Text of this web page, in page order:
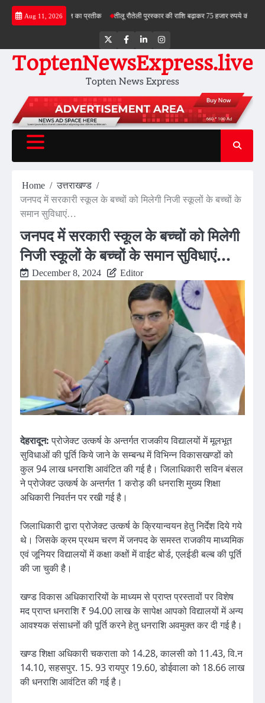
Skip
Aug 11, 2026
देश के स्वाभिमान का प्रतीक तीलू रौतेली पुरस्कार की राशि बढ़ाकर 75 हजार रुपये की भाजपा में
TwitterFacebookLinkedInInstagram
ToptenNewsExpress.live
Topten News Express
Home
उत्तराखण्ड
जनपद में सरकारी स्कूल के बच्चों को मिलेगी निजी स्कूलों के बच्चों के
समान सुविधाएं…
जनपद में सरकारी स्कूल के बच्चों को मिलेगी
निजी स्कूलों के बच्चों के समान सुविधाएं…
December 8, 2024 Editor
देहरादून:प्रोजेक्ट उत्कर्ष के अन्तर्गत राजकीय विद्यालयों में मूलभूत
सुविधाओं की पूर्ति किये जाने के सम्बन्ध में विभिन्न विकासखण्डों को
कुल 94 लाख धनराशि आवंटित की गई है। जिलाधिकारी सविन बंसल
ने प्रोजेक्ट उत्कर्ष के अन्तर्गत 1 करोड़ की धनराशि मुख्य शिक्षा
अधिकारी निवर्तन पर रखी गई है।
जिलाधिकारी द्वारा प्रोजेक्ट उत्कर्ष के क्रियान्वयन हेतु निर्देश दिये गये
थे। जिसके क्रम प्रथम चरण में जनपद के समस्त राजकीय माध्यमिक
एवं जूनियर विद्यालयों में कक्षा कक्षों में वाईट बोर्ड, एलईडी बल्ब की पूर्ति
की जा चुकी है।
खण्ड विकास अधिकारारियों के माध्यम से प्राप्त प्रस्तावों पर विशेष
मद प्राप्त धनराशि ₹ 94.00 लाख के सापेक्ष आपको विद्यालयों में अन्य
आवश्यक संसाधनों की पूर्ति करने हेतु धनराशि अवमुक्त कर दी गई है।
खण्ड शिक्षा अधिकारी चकराता को 14.28, कालसी को 11.43, वि.न
14.10, सहसपुर. 15. 93 रायपुर 19.60, डोईवाला को 18.66 लाख
की धनराशि आवंटित की गई है।